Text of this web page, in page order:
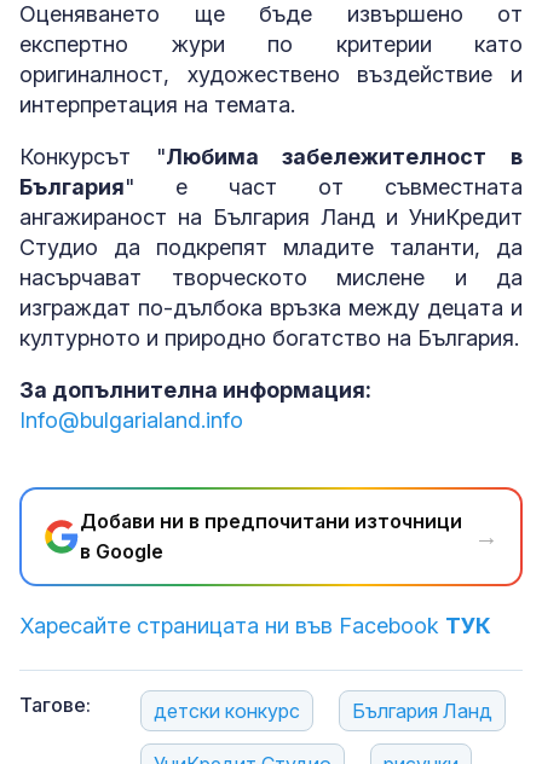
Оценяването ще бъде извършено от
експертно жури по критерии като
оригиналност, художествено въздействие и
интерпретация на темата.
Конкурсът "Любима забележителност в
България" е част от съвместната
ангажираност на България Ланд и УниКредит
Студио да подкрепят младите таланти, да
насърчават творческото мислене и да
изграждат по-дълбока връзка между децата и
културното и природно богатство на България.
За допълнителна информация:
Info@bulgarialand.info
Добави ни в предпочитани източници
в Google
→
Харесайте страницата ни във Facebook ТУК
Тагове: детски конкурс България Ланд